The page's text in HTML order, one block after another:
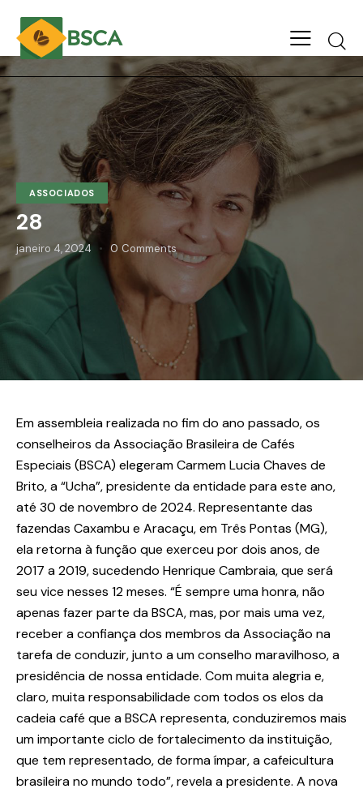
ASSOCIADOS
28
janeiro 4, 2024 0 Comments
Em assembleia realizada no fim do ano passado, os
conselheiros da Associação Brasileira de Cafés
Especiais (BSCA) elegeram Carmem Lucia Chaves de
Brito, a “Ucha”, presidente da entidade para este ano,
até 30 de novembro de 2024. Representante das
fazendas Caxambu e Aracaçu, em Três Pontas (MG),
ela retorna à função que exerceu por dois anos, de
2017 a 2019, sucedendo Henrique Cambraia, que será
seu vice nesses 12 meses. “É sempre uma honra, não
apenas fazer parte da BSCA, mas, por mais uma vez,
receber a confiança dos membros da Associação na
tarefa de conduzir, junto a um conselho maravilhoso, a
presidência de nossa entidade. Com muita alegria e,
claro, muita responsabilidade com todos os elos da
cadeia café que a BSCA representa, conduziremos mais
um importante ciclo de fortalecimento da instituição,
que tem representado, de forma ímpar, a cafeicultura
brasileira no mundo todo”, revela a presidente. A nova